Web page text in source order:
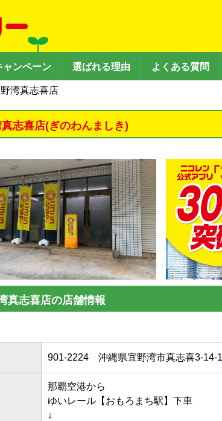
ャンペーン 選ばれる理由 よくある質問
湾真志喜店
志喜店(ぎのわんましき)
真志喜店の店舗情報
901-2224 沖縄県宜野湾市真志喜3-14-
那覇空港から
ゆいレール【おもろまち駅】下車
↓